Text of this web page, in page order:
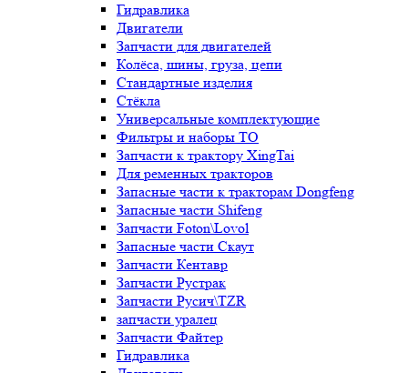
Гидравлика
Двигатели
Запчасти для двигателей
Колёса, шины, груза, цепи
Стандартные изделия
Стёкла
Универсальные комплектующие
Фильтры и наборы ТО
Запчасти к трактору XingTai
Для ременных тракторов
Запасные части к тракторам Dongfeng
Запасные части Shifeng
Запчасти Foton\Lovol
Запасные части Скаут
Запчасти Кентавр
Запчасти Рустрак
Запчасти Русич\TZR
запчасти уралец
Запчасти Файтер
Гидравлика